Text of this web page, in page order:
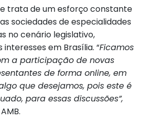
trata de um esforço constante
sociedades de especialidades
no cenário legislativo,
em Brasília. “Ficamos
a participação de novas
de forma online, em
que desejamos, pois este é
para essas discussões”,